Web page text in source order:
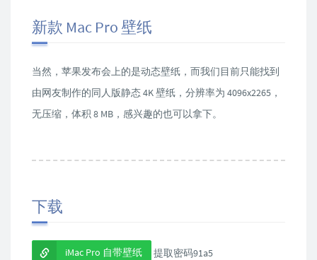
新款 Mac Pro 壁纸
当然，苹果发布会上的是动态壁纸，而我们目前只能找到
由网友制作的同人版静态 4K 壁纸，分辨率为 4096x2265，
无压缩，体积 8 MB，感兴趣的也可以拿下。
下载
iMac Pro 自带壁纸 提取密码91a5